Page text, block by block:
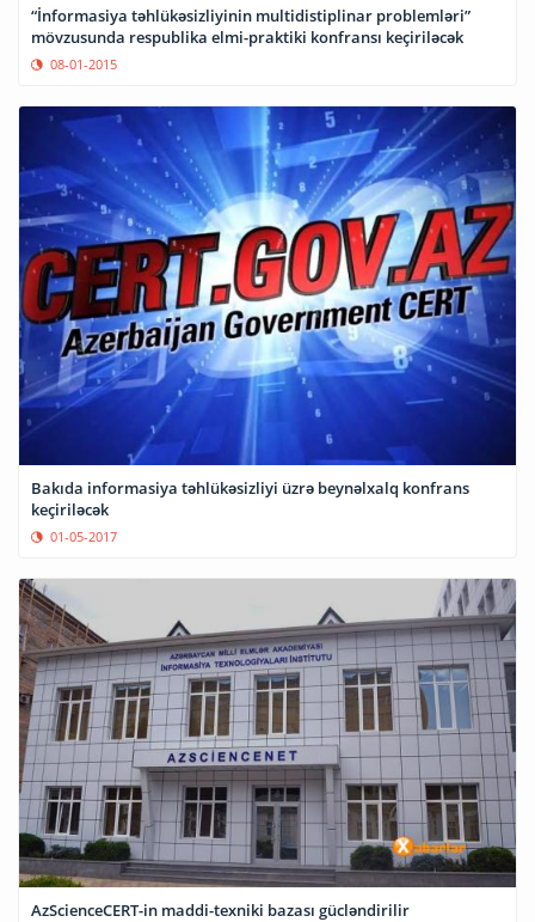
“İnformasiya təhlükəsizliyinin multidistiplinar problemləri”
mövzusunda respublika elmi-praktiki konfransı keçiriləcək
08-01-2015
Bakıda informasiya təhlükəsizliyi üzrə beynəlxalq konfrans
keçiriləcək
01-05-2017
AzScienceCERT-in maddi-texniki bazası gücləndirilir